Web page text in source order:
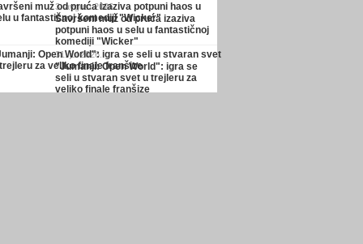
3. avgust 2026.
Savršeni muž od pruća izaziva
potpuni haos u selu u fantastičnoj
komediji "Wicker"
31. jul 2026.
"Jumanji: Open World": igra se
seli u stvaran svet u trejleru za
veliko finale franšize